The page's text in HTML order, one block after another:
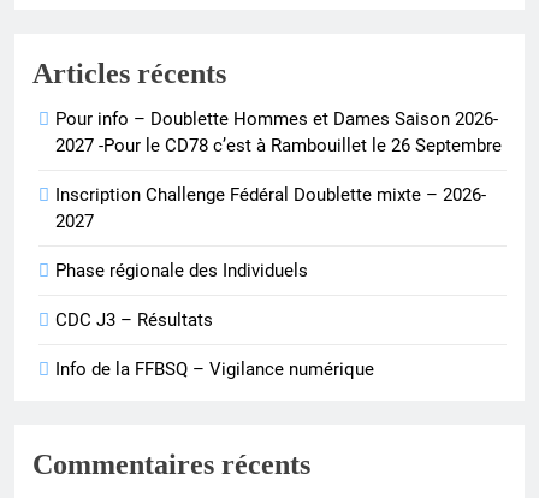
Articles récents
Pour info – Doublette Hommes et Dames Saison 2026-
2027 -Pour le CD78 c’est à Rambouillet le 26 Septembre
Inscription Challenge Fédéral Doublette mixte – 2026-
2027
Phase régionale des Individuels
CDC J3 – Résultats
Info de la FFBSQ – Vigilance numérique
Commentaires récents